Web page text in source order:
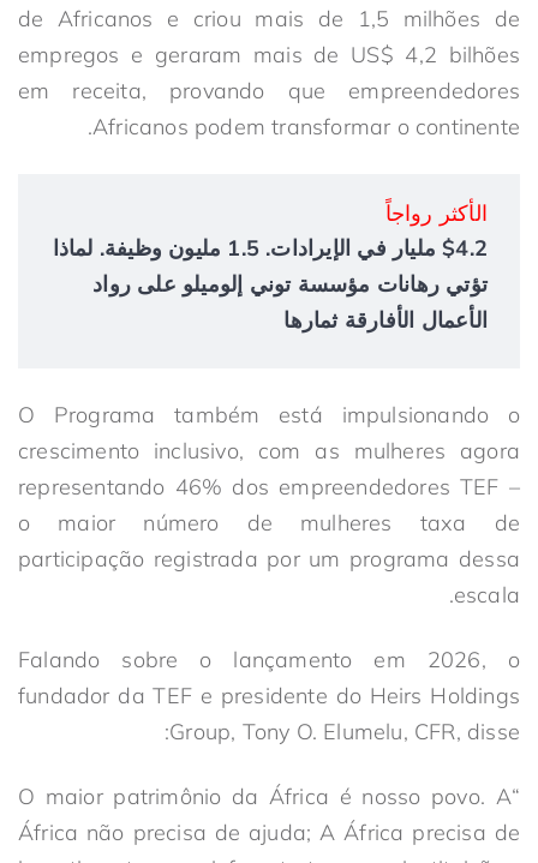
de Africanos e criou mais de 1,5 milhões de
empregos e geraram mais de US$ 4,2 bilhões
em receita, provando que empreendedores
Africanos podem transformar o continente.
الأكثر رواجاً
$4.2 مليار في الإيرادات. 1.5 مليون وظيفة. لماذا
تؤتي رهانات مؤسسة توني إلوميلو على رواد
الأعمال الأفارقة ثمارها
O Programa também está impulsionando o
crescimento inclusivo, com as mulheres agora
representando 46% dos empreendedores TEF –
o maior número de mulheres taxa de
participação registrada por um programa dessa
escala.
Falando sobre o lançamento em 2026, o
fundador da TEF e presidente do Heirs Holdings
Group, Tony O. Elumelu, CFR, disse:
“O maior patrimônio da África é nosso povo. A
África não precisa de ajuda; A África precisa de